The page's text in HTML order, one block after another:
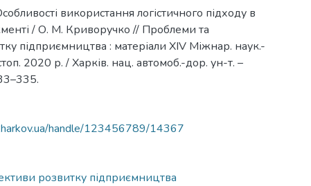
використання логістичного підходу в
/ О. М. Криворучко // Проблеми та
підприємництва : матеріали XIV Міжнар. наук.-
2020 р. / Харків. нац. автомоб.-дор. ун-т. –
handle/123456789/14367
розвитку підприємництва